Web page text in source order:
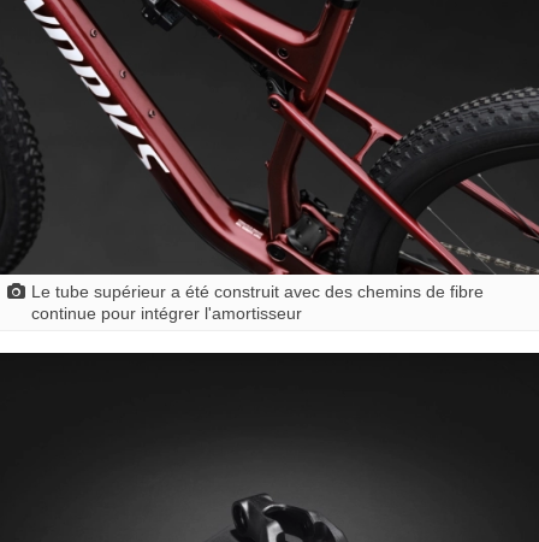
Le tube supérieur a été construit avec des chemins de fibre
continue pour intégrer l'amortisseur